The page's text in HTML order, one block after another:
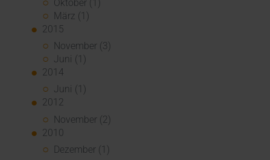
Oktober (1)
März (1)
2015
November (3)
Juni (1)
2014
Juni (1)
2012
November (2)
2010
Dezember (1)